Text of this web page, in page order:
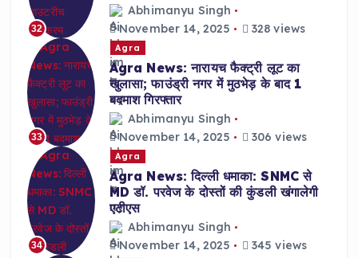
32
Abhimanyu Singh
November 14, 2025
328 views
33
Agra
Agra News: नारायच फैक्ट्री लूट का
खुलासा; फाउंड्री नगर में मुठभेड़ के बाद 1
बदमाश गिरफ्तार
Abhimanyu Singh
November 14, 2025
306 views
34
Agra
Agra News: दिल्ली धमाका: SNMC से
MD डॉ. परवेज के दोस्तों की कुंडली खंगालेगी
एटीएस
Abhimanyu Singh
November 14, 2025
345 views